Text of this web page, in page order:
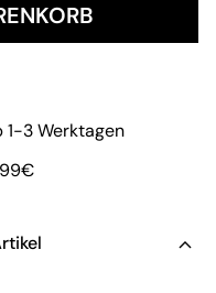
1-3 Werktagen